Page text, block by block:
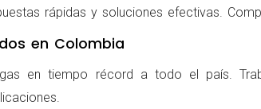
rápidas y soluciones efectivas.
en Colombia
en tiempo récord a todo el país.